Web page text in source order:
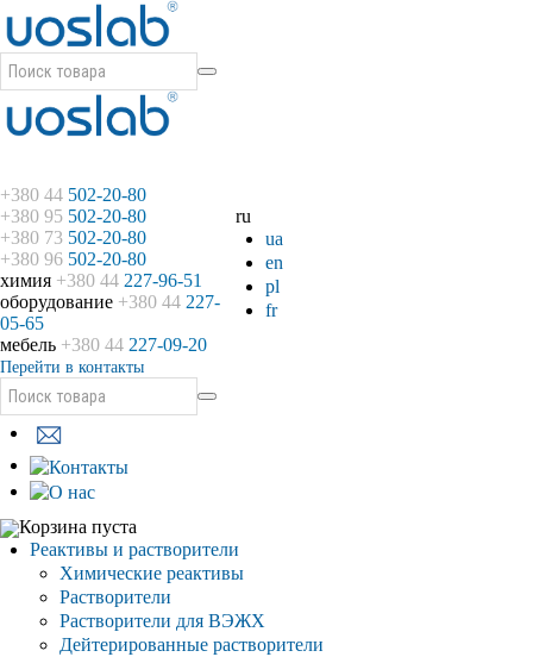
ru
ua
en
pl
fr
+380 44 502-20-80
+380 95 502-20-80
+380 73 502-20-80
+380 96 502-20-80
химия +380 44 227-96-51
оборудование +380 44 227-
05-65
мебель +380 44 227-09-20
Перейти в контакты
Корзина пуста
Реактивы и растворители
Химические реактивы
Растворители
Растворители для ВЭЖХ
Дейтерированные растворители